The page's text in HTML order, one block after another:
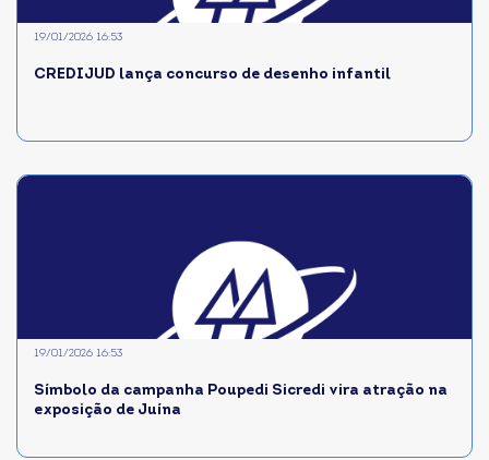
CREDIJUD lança concurso de desenho infantil
19/01/2026 16:53
Símbolo da campanha Poupedi Sicredi vira atração na
exposição de Juína
19/01/2026 16:53